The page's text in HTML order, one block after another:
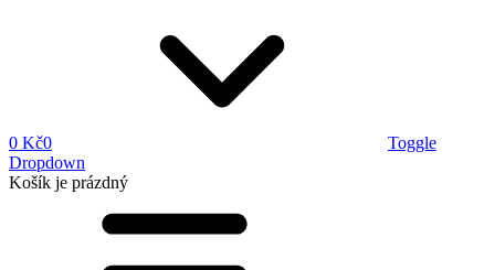
0 Kč0
Toggle
Dropdown
Košík je prázdný